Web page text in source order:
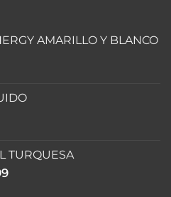
AMARILLO Y BLANCO
TURQUESA
Rango